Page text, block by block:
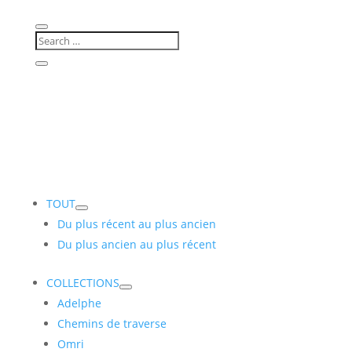
TOUT
Du plus récent au plus ancien
Du plus ancien au plus récent
COLLECTIONS
Adelphe
Chemins de traverse
Omri